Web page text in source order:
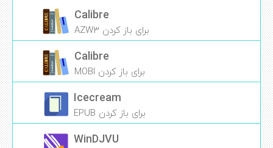
Calibre
برای باز کردن AZW3
Calibre
برای باز کردن MOBI
Icecream
برای باز کردن EPUB
WinDJVU